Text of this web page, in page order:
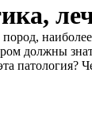
пород,
должны